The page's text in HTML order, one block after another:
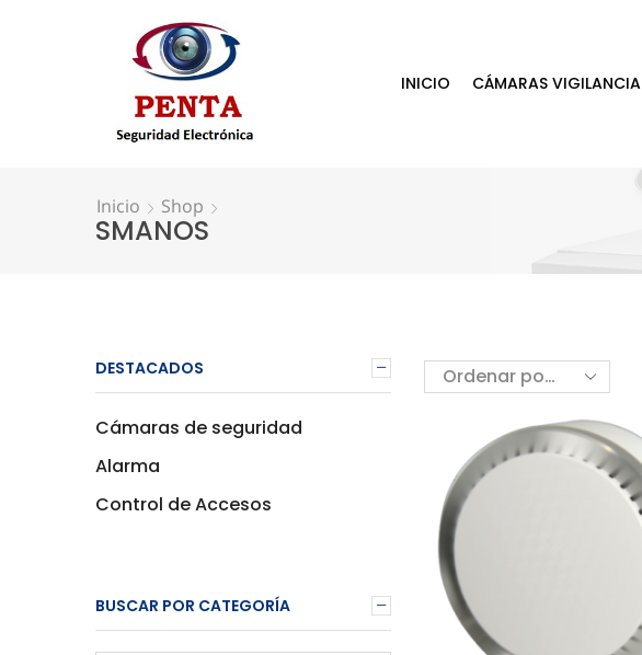
INICIO CÁMARAS VIGILANCIA
Inicio Shop
SMANOS
DESTACADOS
Cámaras de seguridad
Alarma
Control de Accesos
BUSCAR POR CATEGORÍA